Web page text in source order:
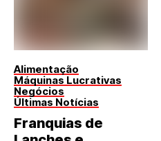
Alimentação
Máquinas Lucrativas
Negócios
Últimas Notícias
Franquias de